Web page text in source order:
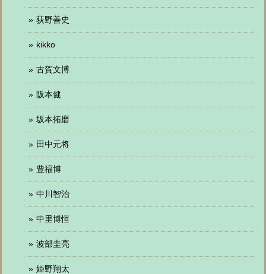
荻野善史
kikko
古賀文博
阪本健
坂本拓磨
田中元将
豊福博
中川智治
中里博恒
波部圭亮
姫野翔太